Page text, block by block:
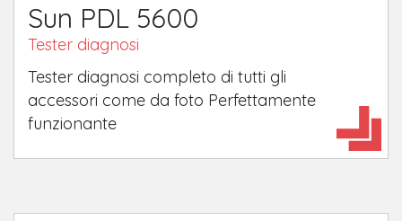
Sun PDL 5600
Tester diagnosi
​Tester diagnosi completo di tutti gli
accessori come da foto Perfettamente
funzionante